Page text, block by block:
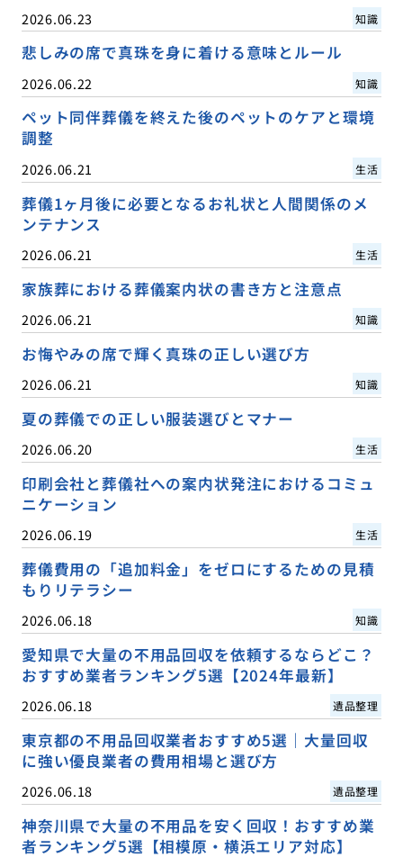
2026.06.23 知識
悲しみの席で真珠を身に着ける意味とルール
2026.06.22 知識
ペット同伴葬儀を終えた後のペットのケアと環境
調整
2026.06.21 生活
葬儀1ヶ月後に必要となるお礼状と人間関係のメ
ンテナンス
2026.06.21 生活
家族葬における葬儀案内状の書き方と注意点
2026.06.21 知識
お悔やみの席で輝く真珠の正しい選び方
2026.06.21 知識
夏の葬儀での正しい服装選びとマナー
2026.06.20 生活
印刷会社と葬儀社への案内状発注におけるコミュ
ニケーション
2026.06.19 生活
葬儀費用の「追加料金」をゼロにするための見積
もりリテラシー
2026.06.18 知識
愛知県で大量の不用品回収を依頼するならどこ？
おすすめ業者ランキング5選【2024年最新】
2026.06.18 遺品整理
東京都の不用品回収業者おすすめ5選｜大量回収
に強い優良業者の費用相場と選び方
2026.06.18 遺品整理
神奈川県で大量の不用品を安く回収！おすすめ業
者ランキング5選【相模原・横浜エリア対応】